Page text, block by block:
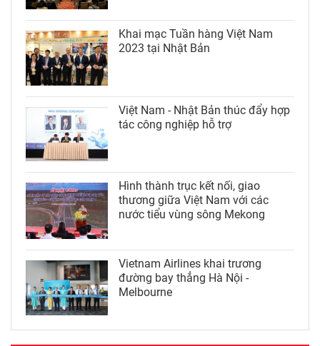
Khai mạc Tuần hàng Việt Nam
2023 tại Nhật Bản
Việt Nam - Nhật Bản thúc đẩy hợp
tác công nghiệp hỗ trợ
Hình thành trục kết nối, giao
thương giữa Việt Nam với các
nước tiểu vùng sông Mekong
Vietnam Airlines khai trương
đường bay thẳng Hà Nội -
Melbourne